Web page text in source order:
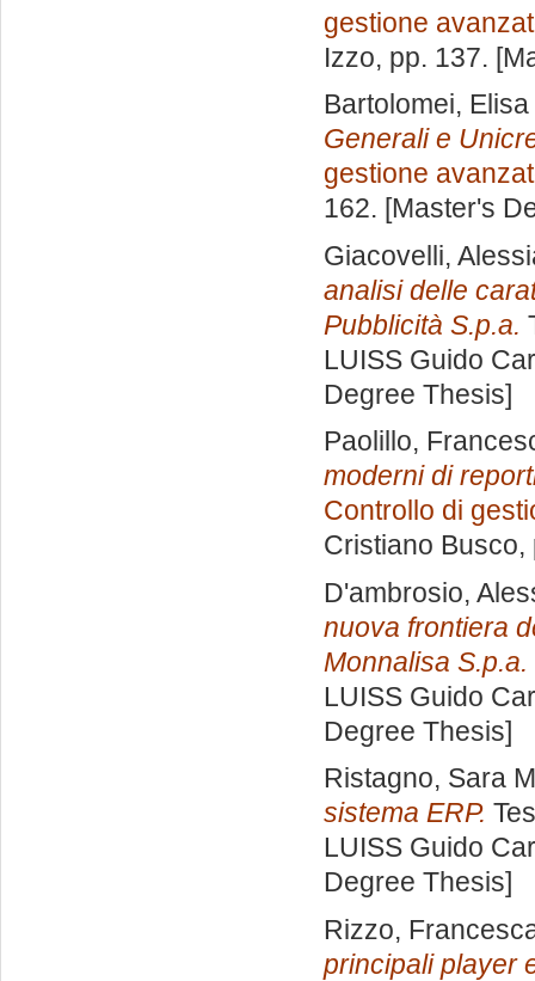
gestione
Izzo, pp. 137.
Bartolomei, Elisa
Generali e
gestione
162. [Master's
Giacovelli,
analisi delle
Pubblicità S.p.a.
LUISS Guido
Degree Thesis]
Paolillo,
moderni di
Controllo di
Cristiano Busco,
D'ambrosio,
nuova frontiera
Monnalisa S.p.a.
LUISS Guido
Degree Thesis]
Ristagno, Sara
sistema ERP.
LUISS Guido
Degree Thesis]
Rizzo,
principali player